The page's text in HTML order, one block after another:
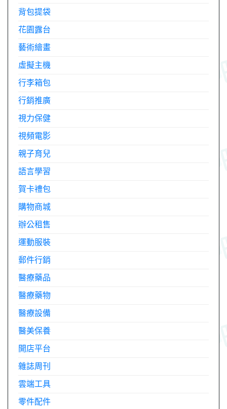
背包提袋
花園露台
藝術繪畫
虛擬主機
行李箱包
行銷推廣
視力保健
視頻電影
親子育兒
語言學習
賀卡禮包
購物商城
辦公租售
運動服裝
郵件行銷
醫療藥品
醫療藥物
醫療設備
醫美保養
開店平台
雜誌周刊
雲端工具
零件配件